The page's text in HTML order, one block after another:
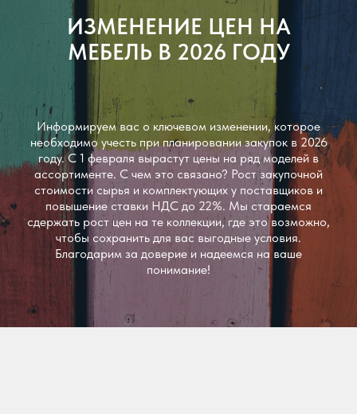
ИЗМЕНЕНИЕ ЦЕН НА
МЕБЕЛЬ В 2026 ГОДУ
Информируем вас о ключевом изменении, которое
необходимо учесть при планировании закупок в 2026
году. С 1 февраля вырастут цены на ряд моделей в
ассортименте. С чем это связано? Рост закупочной
стоимости сырья и комплектующих у поставщиков и
повышение ставки НДС до 22%. Мы стараемся
сдержать рост цен на те коллекции, где это возможно,
чтобы сохранить для вас выгодные условия.
Благодарим за доверие и надеемся на ваше
понимание!